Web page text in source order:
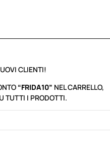
CLIENTI!
“FRIDA10” NEL CARRELLO,
TUTTI I PRODOTTI.